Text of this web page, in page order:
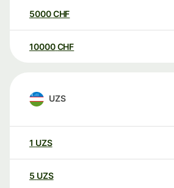
5000CHF
10000 CHF
UZS
1 UZS
5 UZS